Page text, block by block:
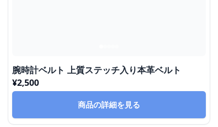
腕時計ベルト 上質ステッチ入り本革ベルト
¥2,500
商品の詳細を見る